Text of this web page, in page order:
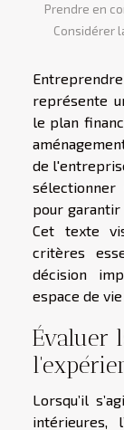
Prendre en
Considérer
représente
le plan
de
pour
Cet texte
critères
décision
espace de
Évaluer
Lorsqu’il
intérieures,